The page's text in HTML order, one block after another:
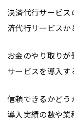
決済代行サービ
済代行サービスか
お金のやり取り
サービスを導入す
信頼できるかど
導入実績の数や業